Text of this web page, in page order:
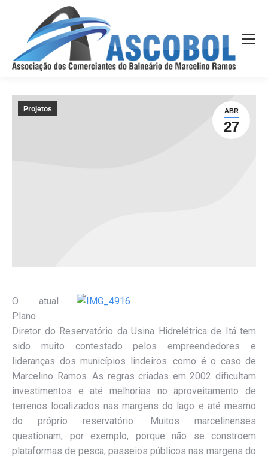
ABR
27
Projetos
O atual
Plano
Diretor do Reservatório da Usina Hidrelétrica de Itá tem
sido muito contestado pelos empreendedores e
lideranças dos municípios lindeiros. como é o caso de
Marcelino Ramos. As regras criadas em 2002 dificultam
investimentos e até melhorias no aproveitamento de
terrenos localizados nas margens do lago e até mesmo
do próprio reservatório. Muitos marcelinenses
questionam, por exemplo, porque não se constroem
plataformas de pesca, passeios públicos nas margens do